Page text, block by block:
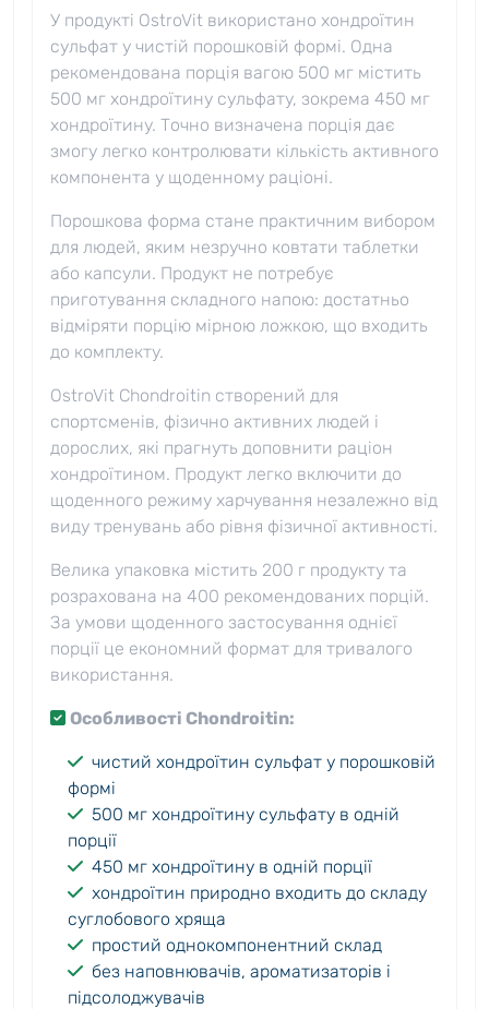
У продукті OstroVit використано хондроїтин
сульфат у чистій порошковій формі. Одна
рекомендована порція вагою 500 мг містить
500 мг хондроїтину сульфату, зокрема 450 мг
хондроїтину. Точно визначена порція дає
змогу легко контролювати кількість активного
компонента у щоденному раціоні.
Порошкова форма стане практичним вибором
для людей, яким незручно ковтати таблетки
або капсули. Продукт не потребує
приготування складного напою: достатньо
відміряти порцію мірною ложкою, що входить
до комплекту.
OstroVit Chondroitin створений для
спортсменів, фізично активних людей і
дорослих, які прагнуть доповнити раціон
хондроїтином. Продукт легко включити до
щоденного режиму харчування незалежно від
виду тренувань або рівня фізичної активності.
Велика упаковка містить 200 г продукту та
розрахована на 400 рекомендованих порцій.
За умови щоденного застосування однієї
порції це економний формат для тривалого
використання.
Особливості Chondroitin:
чистий хондроїтин сульфат у порошковій
формі
500 мг хондроїтину сульфату в одній
порції
450 мг хондроїтину в одній порції
хондроїтин природно входить до складу
суглобового хряща
простий однокомпонентний склад
без наповнювачів, ароматизаторів і
підсолоджувачів